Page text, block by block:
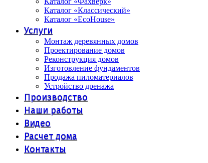
Каталог «Классический»
Каталог «EcoHouse»
Услуги
Монтаж деревянных домов
Проектирование домов
Реконструкция домов
Изготовление фундаментов
Продажа пиломатериалов
Устройство дренажа
Производство
Наши работы
Видео
Расчет дома
Контакты